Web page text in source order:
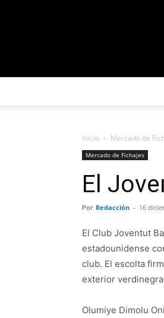
Inicio Mercado de
Mercado de Fichajes
El
Por Redacción - 16
El Club Joventut
estadounidense
club. El escolta
exterior
Olumiye Dimolu